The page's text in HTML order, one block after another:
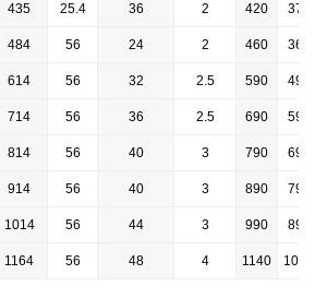
435 25.4 36 2 420 375
484 56 24 2 460 368
614 56 32 2.5 590 498
714 56 36 2.5 690 598
814 56 40 3 790 698
914 56 40 3 890 798
1014 56 44 3 990 898
1164 56 48 4 1140 1048